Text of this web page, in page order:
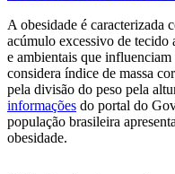
A obesidade é caracterizada
acúmulo excessivo de tecido
e ambientais que
considera índice de massa
pela divisão do peso pela
informações do portal do
população brasileira
obesidade.